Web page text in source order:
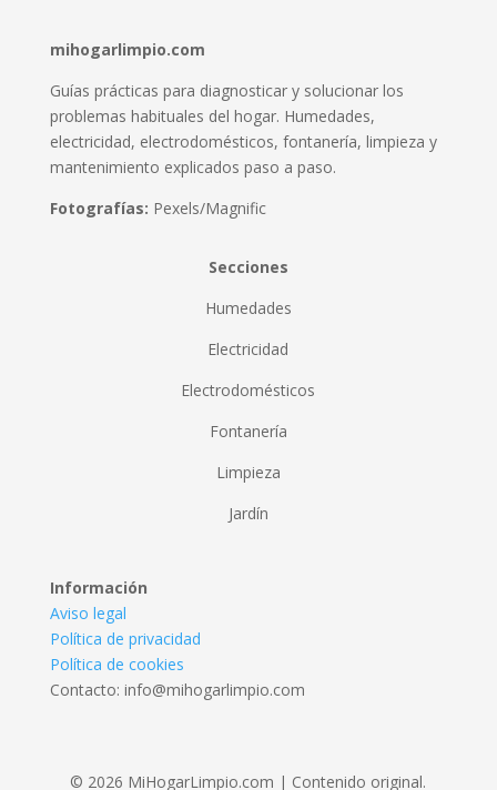
mihogarlimpio.com
Guías prácticas para diagnosticar y solucionar los
problemas habituales del hogar. Humedades,
electricidad, electrodomésticos, fontanería, limpieza y
mantenimiento explicados paso a paso.
Fotografías: Pexels/Magnific
Secciones
Humedades
Electricidad
Electrodomésticos
Fontanería
Limpieza
Jardín
Información
Aviso legal
Política de privacidad
Política de cookies
Contacto: info@mihogarlimpio.com
© 2026 MiHogarLimpio.com | Contenido original.